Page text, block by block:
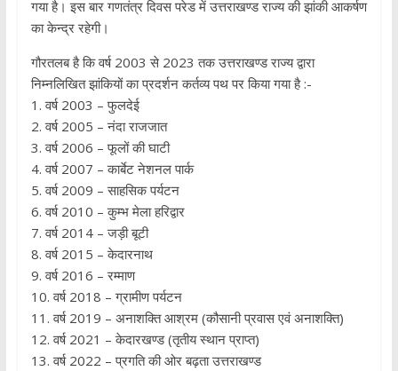
गया है। इस बार गणतंत्र दिवस परेड में उत्तराखण्ड राज्य की झांकी आकर्षण
का केन्द्र रहेगी।
गौरतलब है कि वर्ष 2003 से 2023 तक उत्तराखण्ड राज्य द्वारा
निम्नलिखित झांकियों का प्रदर्शन कर्तव्य पथ पर किया गया है :-
1. वर्ष 2003 – फुलदेई
2. वर्ष 2005 – नंदा राजजात
3. वर्ष 2006 – फूलों की घाटी
4. वर्ष 2007 – कार्बेट नेशनल पार्क
5. वर्ष 2009 – साहसिक पर्यटन
6. वर्ष 2010 – कुम्भ मेला हरिद्वार
7. वर्ष 2014 – जड़ी बूटी
8. वर्ष 2015 – केदारनाथ
9. वर्ष 2016 – रम्माण
10. वर्ष 2018 – ग्रामीण पर्यटन
11. वर्ष 2019 – अनाशक्ति आश्रम (कौसानी प्रवास एवं अनाशक्ति)
12. वर्ष 2021 – केदारखण्ड (तृतीय स्थान प्राप्त)
13. वर्ष 2022 – प्रगति की ओर बढ़ता उत्तराखण्ड